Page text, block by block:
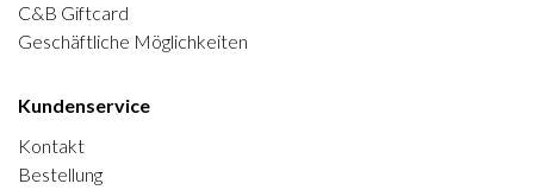
C&B Giftcard
Geschäftliche Möglichkeiten
Kundenservice
Kontakt
Bestellung